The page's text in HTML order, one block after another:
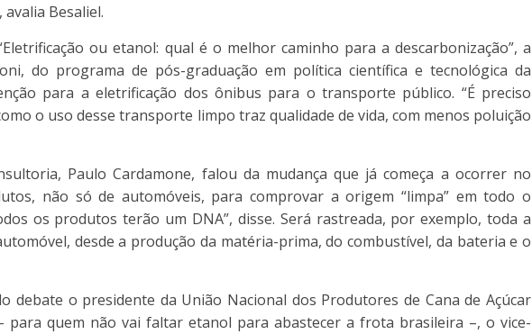
Besaliel.
ou etanol: qual é o melhor caminho para a descarbonização”, a
do programa de pós-graduação em política científica e tecnológica da
para a eletrificação dos ônibus para o transporte público. “É preciso
o uso desse transporte limpo traz qualidade de vida, com menos poluição
Paulo Cardamone, falou da mudança que já começa a ocorrer no
não só de automóveis, para comprovar a origem “limpa” em todo o
os produtos terão um DNA”, disse. Será rastreada, por exemplo, toda a
desde a produção da matéria-prima, do combustível, da bateria e o
debate o presidente da União Nacional dos Produtores de Cana de Açúcar
para quem não vai faltar etanol para abastecer a frota brasileira –, o vice-